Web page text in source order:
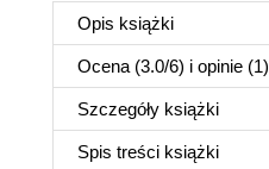
Opis książki
Ocena (3.0/6) i opinie (1)
Szczegóły książki
Spis treści książki